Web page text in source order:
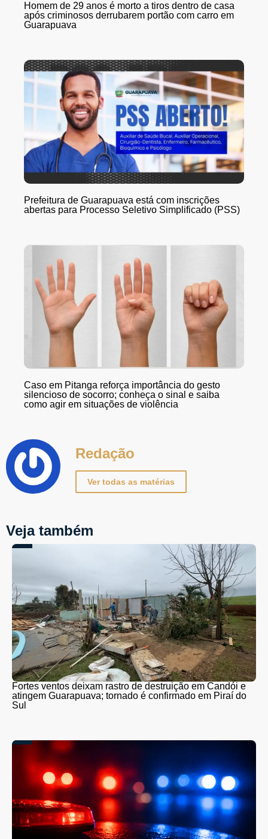
Homem de 29 anos é morto a tiros dentro de casa
após criminosos derrubarem portão com carro em
Guarapuava
Prefeitura de Guarapuava está com inscrições
abertas para Processo Seletivo Simplificado (PSS)
Caso em Pitanga reforça importância do gesto
silencioso de socorro; conheça o sinal e saiba
como agir em situações de violência
Redação
Ver todas as matérias
Veja também
Fortes ventos deixam rastro de destruição em Candói e
atingem Guarapuava; tornado é confirmado em Piraí do
Sul